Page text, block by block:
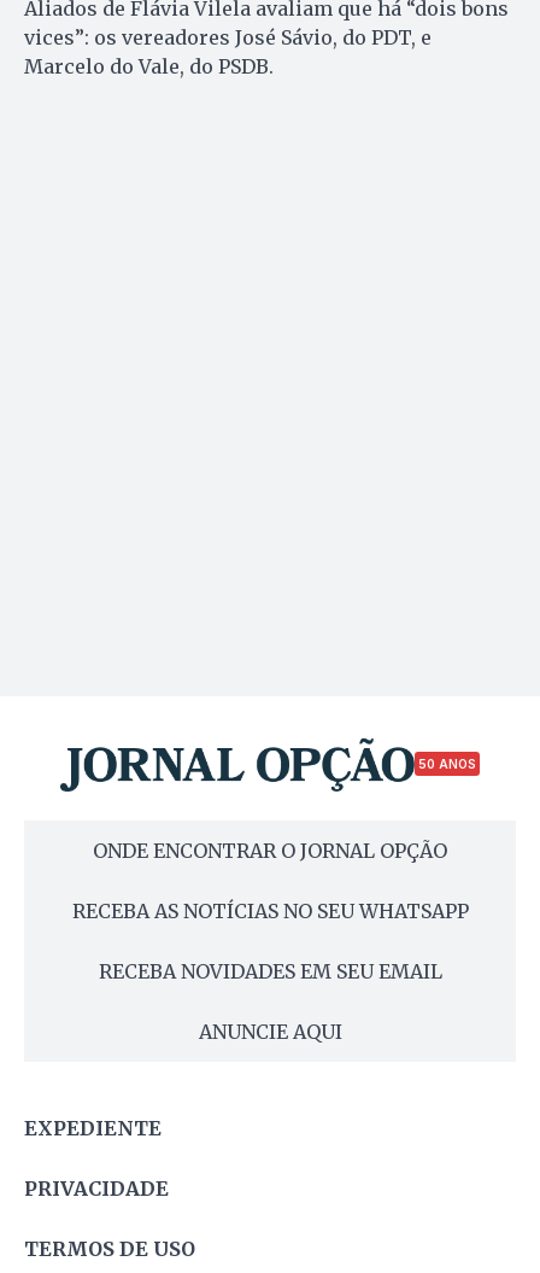
Aliados de Flávia Vilela avaliam que há “dois bons
vices”: os vereadores José Sávio, do PDT, e
Marcelo do Vale, do PSDB.
50 ANOS
ONDE ENCONTRAR O JORNAL OPÇÃO
RECEBA AS NOTÍCIAS NO SEU WHATSAPP
RECEBA NOVIDADES EM SEU EMAIL
ANUNCIE AQUI
EXPEDIENTE
PRIVACIDADE
TERMOS DE USO